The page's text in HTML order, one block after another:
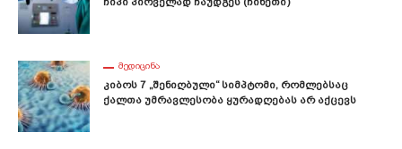
ᲛᲔᲓᲘᲪᲘᲜᲐ
Კიბოს 7 „შენიღბული“ Სიმპტომი, Რომლებსაც
Ქალთა Უმრავლესობა Ყურადღებას Არ Აქცევს